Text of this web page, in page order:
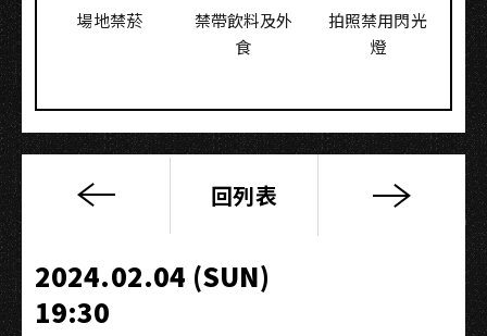
場地禁菸
禁帶飲料及外
食
拍照禁用閃光
燈
作
去
Chill
回列表
2024.02.04 (SUN)
19:30